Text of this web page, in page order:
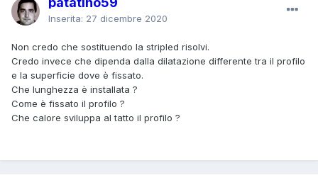
Inserita: 27 dicembre 2020
Non credo che sostituendo la stripled risolvi.
Credo invece che dipenda dalla dilatazione differente tra il profilo
e la superficie dove è fissato.
Che lunghezza è installata ?
Come è fissato il profilo ?
Che calore sviluppa al tatto il profilo ?